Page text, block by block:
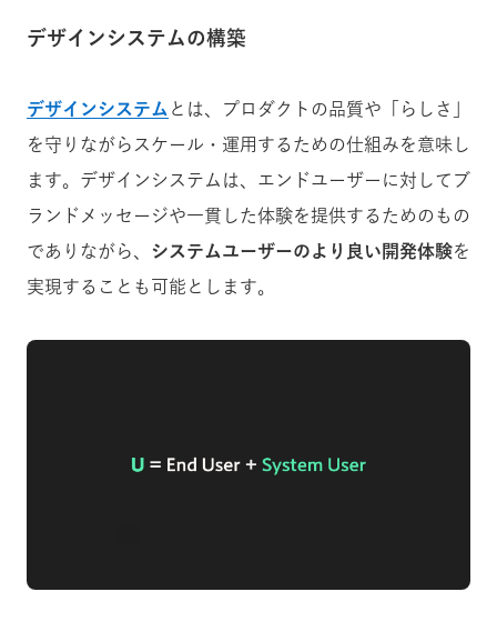
デザインシステムの構築
デザインシステム とは、プロダクトの品質や「らしさ」
を守りながらスケール・運用するための仕組みを意味し
ます。デザインシステムは、エンドユーザーに対してブ
ランドメッセージや一貫した体験を提供するためのもの
でありながら、 システムユーザーのより良い開発体験を
実現することも可能とします。